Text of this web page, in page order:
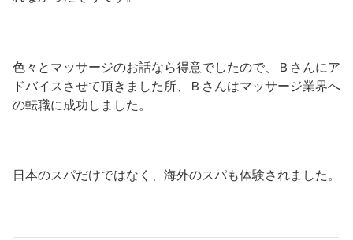
色々とマッサージのお話なら得意でしたので、Ｂさんにア
ドバイスさせて頂きました所、Ｂさんはマッサージ業界へ
の転職に成功しました。
日本のスパだけではなく、海外のスパも体験されました。